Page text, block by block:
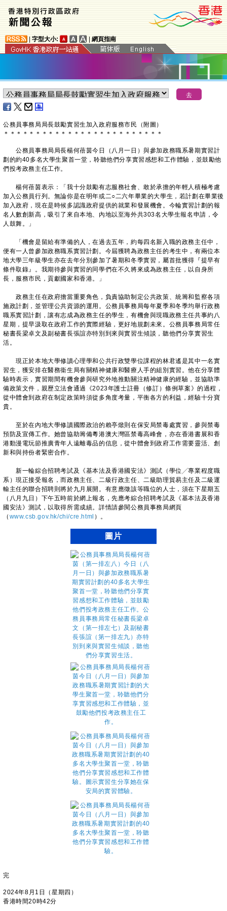
字型大小: 網頁指南
公務員事務局局長鼓勵實習生加入政府服務市民（附圖）
＊ ＊ ＊ ＊ ＊ ＊ ＊ ＊ ＊ ＊ ＊ ＊ ＊ ＊ ＊ ＊ ＊ ＊ ＊ ＊ ＊ ＊ ＊ ＊ ＊
公務員事務局局長楊何蓓茵今日（八月一日）與參加政務職系暑期實習計
劃的約40多名大學生聚首一堂，聆聽他們分享實習感想和工作體驗，並鼓勵他
們投考政務主任工作。
楊何蓓茵表示：「我十分鼓勵有志服務社會、敢於承擔的年輕人積極考慮
加入公務員行列。無論你是在明年或二○二六年畢業的大學生，若計劃在畢業後
加入政府，現在是時候多認識政府提供的就業和發展機會。今輪實習計劃的報
名人數創新高，吸引了來自本地、內地以至海外共303名大學生報名申請，令
人鼓舞。」
「機會是留給有準備的人，在過去五年，約每四名新入職的政務主任中，
便有一人曾參加政務職系實習計劃。今屆獲聘為政務主任的考生中，有兩位本
地大學三年級學生亦在去年分別參加了暑期和冬季實習，屬首批獲得『提早有
條件取錄』。我期待參與實習的同學們在不久將來成為政務主任，以自身所
長，服務市民，貢獻國家和香港。」
政務主任在政府擔當重要角色，負責協助制定公共政策、統籌和監察各項
施政計劃，並管理公共資源的運用。公務員事務局每年夏季和冬季均舉行政務
職系實習計劃，讓有志成為政務主任的學生，有機會與現職政務主任共事約八
星期，提早汲取在政府工作的實際經驗，更好地規劃未來。公務員事務局常任
秘書長梁卓文及副秘書長張誼亦特別到來與實習生傾談，聽他們分享實習生
活。
現正於本地大學修讀心理學和公共行政雙學位課程的林君遙是其中一名實
習生，獲安排在醫務衞生局有關精神健康和醫療人手的組別實習。他在分享體
驗時表示，實習期間有機會參與研究外地推動關注精神健康的經驗，並協助準
備政策文件，親歷立法會通過《2023年護士註冊（修訂）條例草案》的過程，
從中體會到政府在制定政策時須從多角度考量，平衡各方的利益，經驗十分寶
貴。
至於在內地大學修讀國際政治的賴亭焮則在保安局禁毒處實習，參與禁毒
預防及宣傳工作。她曾協助籌備粵港澳大灣區禁毒高峰會，亦在香港書展和香
港動漫電玩節推廣青年人遠離毒品的信息，從中體會到政府工作需要靈活、創
新和與持份者緊密合作。
新一輪綜合招聘考試及《基本法及香港國安法》測試（學位╱專業程度職
系）現正接受報名，而政務主任、二級行政主任、二級助理貿易主任及二級運
輸主任的聯合招聘則將於九月展開。有意應徵該等職位的人士，須在下星期五
（八月九日）下午五時前於網上報名，先應考綜合招聘考試及《基本法及香港
國安法》測試，以取得所需成績。詳情請參閱公務員事務局網頁
（ www.csb.gov.hk/chi/cre.html ）。
圖片
完
2024年8月1日（星期四）
香港時間20時42分